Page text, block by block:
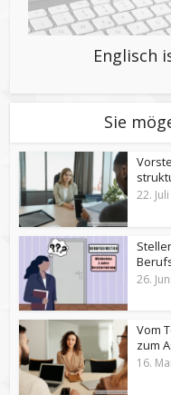
Englisch
Sie
22.
26.
Vom
zum
16.